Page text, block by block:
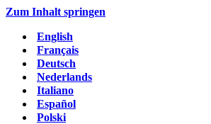
Zum Inhalt springen
English
Français
Deutsch
Nederlands
Italiano
Español
Polski